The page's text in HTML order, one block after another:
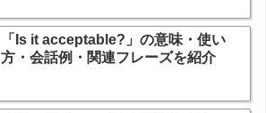
「Is it acceptable?」の意味・使い
方・会話例・関連フレーズを紹介